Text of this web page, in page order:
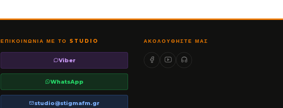
ΕΠΙΚΟΙΝΩΝΊΑ ΜΕ ΤΟ STUDIO
Viber
WhatsApp
studio@stigmafm.gr
ΑΚΟΛΟΥΘΉΣΤΕ ΜΑΣ